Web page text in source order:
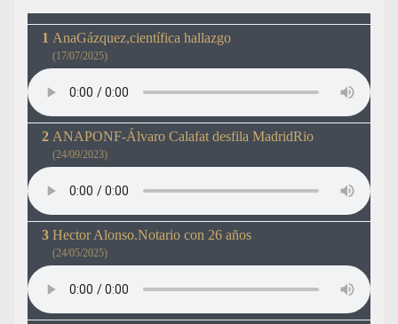
AnaGázquez,científica hallazgo
(17/07/2025)
ANAPONF-Álvaro Calafat desfila MadridRio
(24/09/2023)
Hector Alonso.Notario con 26 años
(24/05/2025)